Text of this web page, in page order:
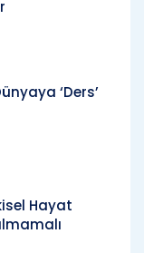
‘Ders’
Hayat